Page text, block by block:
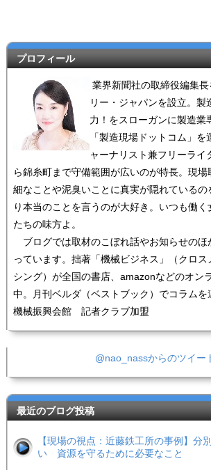
プロフィール
業界新聞社の取締役編集
リー・ジャパンを設立。製
力！をスローガンに製造業
「製造現場ドットコム」
ャーナリスト兼フリーライ
ら錦糸町まで守備範囲が広いのが特長。現
細なことや泥臭いことに真実が隠れているの
り本当のことを言うのが大好き。いつも働
たちの味方よ。
ブログでは取材のこぼれ話やお知らせのほ
っています。拙著「機械ビジネス」（クロス
シング）が全国の書店、amazonなどのオン
中。月刊ベルダ（ベストブック）でコラムを
機械振興会館 記者クラブ加盟
@nao_nassからのツイー
最近のブログ投稿
【現場の視点：近藤鉄工所の事例】分
い 資源を守るために必要なこと